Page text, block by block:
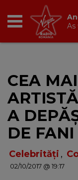
BREAKFAST
TIC TALK
CÂȘTIGĂ
HOT 30
CEA
A
DE FANI
Celebrități ,
02/10/2017 @ 19:17